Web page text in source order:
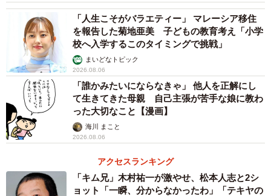
つかまり立ちして新たなオムツを取ろうとしているのは
長男のあお君、まるでオムツを他2人に供給しているように
も見え、「リーダーが配ってますね（笑）」というコメン
トも寄せられました。
「人生こそがバラエティー」 マレーシア移住
を報告した菊地亜美 子どもの教育考え「小学
校へ入学するこのタイミングで挑戦」
まいどなトピック
2026.08.06
「誰かみたいにならなきゃ」 他人を正解にし
て生きてきた母親 自己主張が苦手な娘に教わ
った大切なこと【漫画】
海川 まこと
2026.08.06
アクセスランキング
「キム兄」木村祐一が激やせ、松本人志と2シ
ョット「一瞬、分からなかったわ」「テキヤの